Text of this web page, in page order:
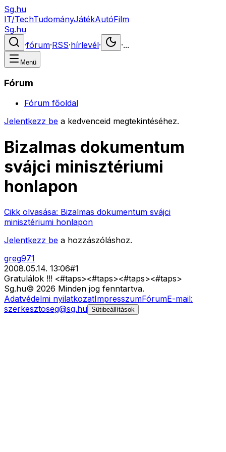
Sg.hu
IT/TechTudományJátékAutóFilm
Sg.hu
·fórum·RSS·hírlevél· ·...
Menü
Fórum
Fórum főoldal
Jelentkezz be a kedvenceid megtekintéséhez.
Bizalmas dokumentum
svájci minisztériumi
honlapon
Cikk olvasása: Bizalmas dokumentum svájci
minisztériumi honlapon
Jelentkezz be a hozzászóláshoz.
greg971
2008.05.14. 13:06#1
Gratulálok !!! <#taps><#taps><#taps><#taps>
Sg.hu© 2026 Minden jog fenntartva.
Adatvédelmi nyilatkozatImpresszumFórumE-mail:
szerkesztoseg@sg.hu Sütibeállítások